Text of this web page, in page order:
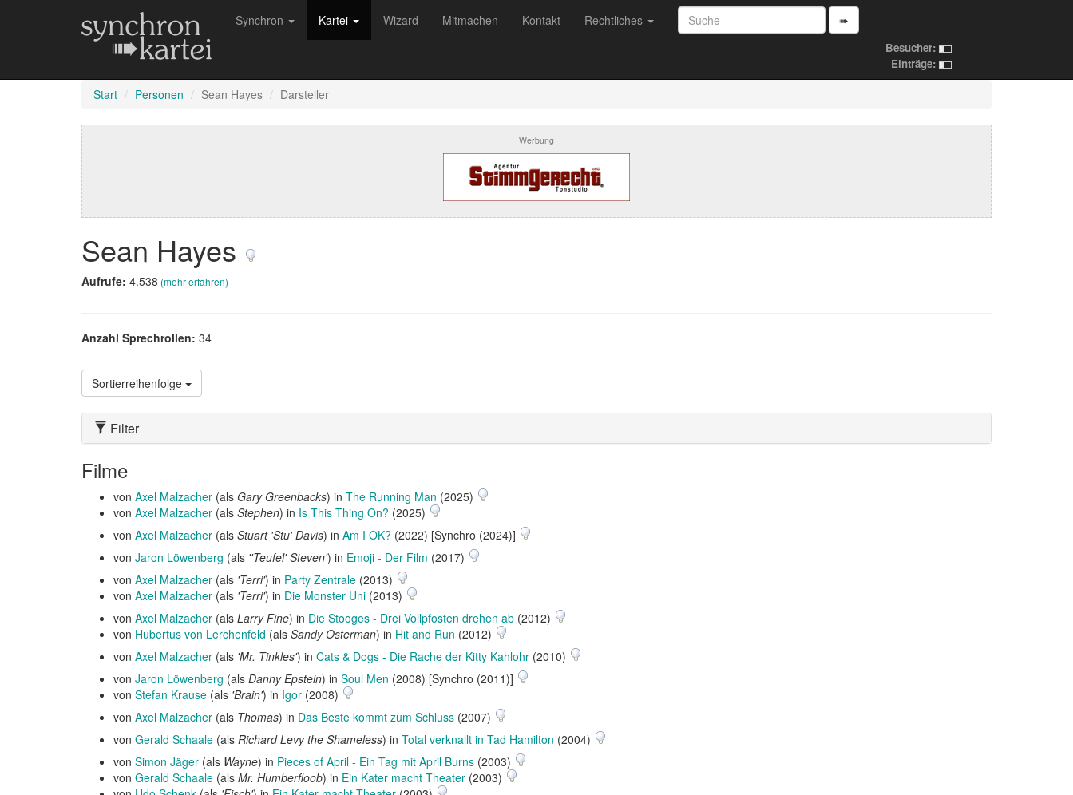
Synchron Kartei Wizard Mitmachen Kontakt Rechtliches ➠
Besucher:
Einträge:
Start Personen Sean Hayes Darsteller
Werbung
Sean Hayes
Aufrufe: 4.538 (mehr erfahren)
Anzahl Sprechrollen: 34
Sortierreihenfolge
Filter
Filme
von Axel Malzacher (als Gary Greenbacks) in The Running Man (2025)
von Axel Malzacher (als Stephen) in Is This Thing On? (2025)
von Axel Malzacher (als Stuart 'Stu' Davis) in Am I OK? (2022) [Synchro (2024)]
von Jaron Löwenberg (als ''Teufel' Steven') in Emoji - Der Film (2017)
von Axel Malzacher (als 'Terri') in Party Zentrale (2013)
von Axel Malzacher (als 'Terri') in Die Monster Uni (2013)
von Axel Malzacher (als Larry Fine) in Die Stooges - Drei Vollpfosten drehen ab (2012)
von Hubertus von Lerchenfeld (als Sandy Osterman) in Hit and Run (2012)
von Axel Malzacher (als 'Mr. Tinkles') in Cats & Dogs - Die Rache der Kitty Kahlohr (2010)
von Jaron Löwenberg (als Danny Epstein) in Soul Men (2008) [Synchro (2011)]
von Stefan Krause (als 'Brain') in Igor (2008)
von Axel Malzacher (als Thomas) in Das Beste kommt zum Schluss (2007)
von Gerald Schaale (als Richard Levy the Shameless) in Total verknallt in Tad Hamilton (2004)
von Simon Jäger (als Wayne) in Pieces of April - Ein Tag mit April Burns (2003)
von Gerald Schaale (als Mr. Humberfloob) in Ein Kater macht Theater (2003)